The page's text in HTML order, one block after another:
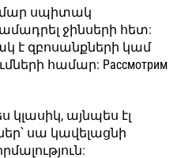
սպիտակ
ջինսերի հետ:
է զբոսանքների կամ
համար: Рассмотрим
կլասիկ, այնպես էլ
սա կավելացնի